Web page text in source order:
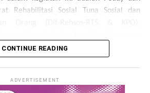
Rehabilitasi Sosial Tuna Sosial dan
kerja sama dengan lembaga
lapangan.
CONTINUE READING
ADVERTISEMENT